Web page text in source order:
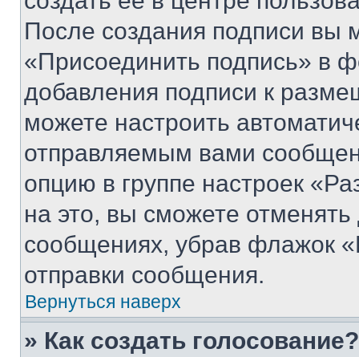
После создания подписи вы
«Присоединить подпись» в
добавления подписи к
можете настроить
отправляемым вами
опцию в группе настроек
на это, вы сможете
сообщениях, убрав флажок
отправки сообщения.
Вернуться наверх
» Как создать голосование?